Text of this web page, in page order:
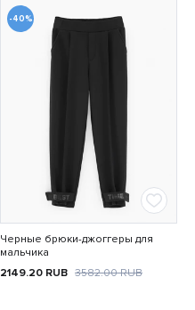
-40%
Черные брюки-джоггеры для
мальчика
2149.20 RUB 3582.00RUB